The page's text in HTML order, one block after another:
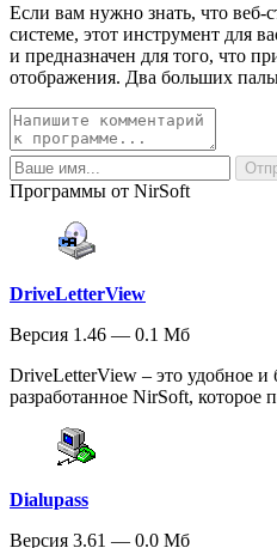
Если вам нужно знать, что веб-
системе, этот инструмент для
и предназначен для того, что
отображения. Два больших
Программы от NirSoft
DriveLetterView
Версия 1.46 — 0.1 Мб
DriveLetterView – это удобное и
разработанное NirSoft, которое
Dialupass
Версия 3.61 — 0.0 Мб